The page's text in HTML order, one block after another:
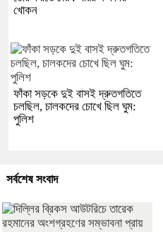
খোকন
ফাঁকা সড়কে দুই বাসই দ্রুতগতিতে
চলছিল, চালকদের চোখে ছিল ঘুম:
পুলিশ
সর্বশেষ সংবাদ